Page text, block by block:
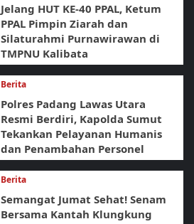
Jelang HUT KE-40 PPAL, Ketum
PPAL Pimpin Ziarah dan
Silaturahmi Purnawirawan di
TMPNU Kalibata
Berita
Polres Padang Lawas Utara
Resmi Berdiri, Kapolda Sumut
Tekankan Pelayanan Humanis
dan Penambahan Personel
Berita
Semangat Jumat Sehat! Senam
Bersama Kantah Klungkung